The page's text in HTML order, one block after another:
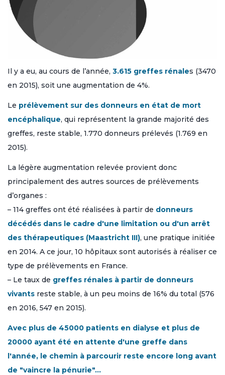
Il y a eu, au cours de l’année, 3.615 greffes rénales (3470
en 2015), soit une augmentation de 4%.
Le prélèvement sur des donneurs en état de mort
encéphalique, qui représentent la grande majorité des
greffes, reste stable, 1.770 donneurs prélevés (1.769 en
2015).
La légère augmentation relevée provient donc
principalement des autres sources de prélèvements
d’organes :
– 114 greffes ont été réalisées à partir de donneurs
décédés dans le cadre d'une limitation ou d'un arrêt
des thérapeutiques (Maastricht III), une pratique initiée
en 2014. A ce jour, 10 hôpitaux sont autorisés à réaliser ce
type de prélèvements en France.
– Le taux de greffes rénales à partir de donneurs
vivants reste stable, à un peu moins de 16% du total (576
en 2016, 547 en 2015).
Avec plus de 45000 patients en dialyse et plus de
20000 ayant été en attente d'une greffe dans
l'année, le chemin à parcourir reste encore long avant
de "vaincre la pénurie"…